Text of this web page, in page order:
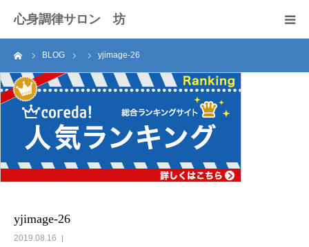
心身調律サロン 坊
BLOG yjimage-26
yjimage-26
2019.08.16
セラピスト紹介
施術料
お問い合わせ